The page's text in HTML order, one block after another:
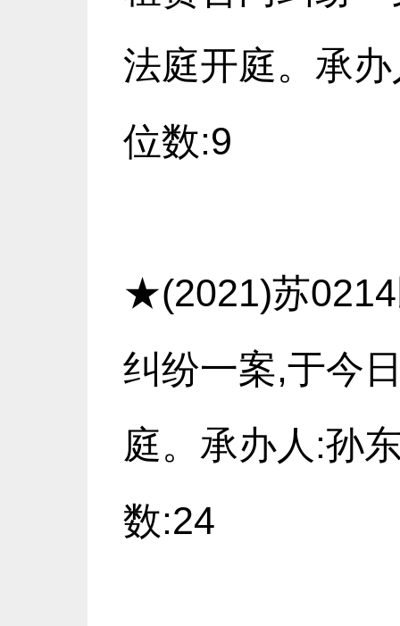
法庭开庭。承
位数:9
★(2021)苏
纠纷一案,于今
庭。承办人:孙
数:24